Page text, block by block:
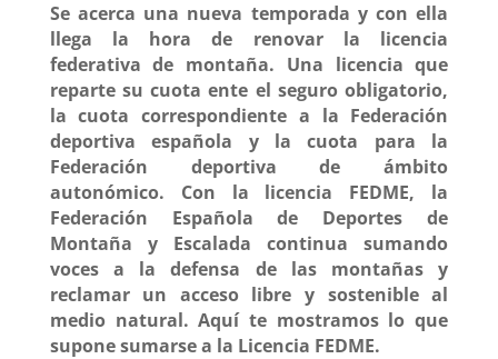
Se acerca una nueva temporada y con ella
llega la hora de renovar la licencia
federativa de montaña. Una licencia que
reparte su cuota ente el seguro obligatorio,
la cuota correspondiente a la Federación
deportiva española y la cuota para la
Federación deportiva de ámbito
autonómico. Con la licencia FEDME, la
Federación Española de Deportes de
Montaña y Escalada continua sumando
voces a la defensa de las montañas y
reclamar un acceso libre y sostenible al
medio natural. Aquí te mostramos lo que
supone sumarse a la Licencia FEDME.